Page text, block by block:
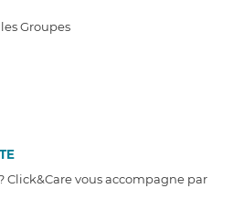
Groupes
Click&Care vous accompagne par